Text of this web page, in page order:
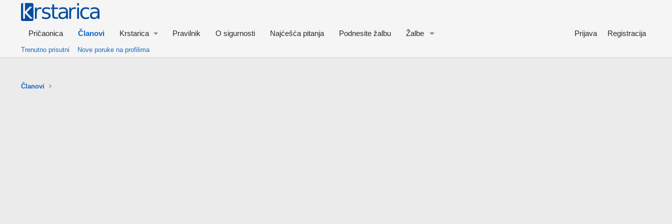
Pričaonica Članovi Krstarica Pravilnik O sigurnosti Najćešća pitanja Podnesite žalbu Žalbe Prijava Registracija
Trenutno prisutni Nove poruke na profilima
Članovi